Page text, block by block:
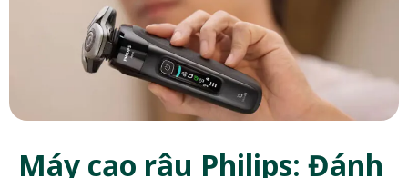
Máy cạo râu Philips: Đánh